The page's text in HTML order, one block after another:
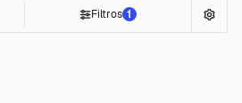
Filtros 1